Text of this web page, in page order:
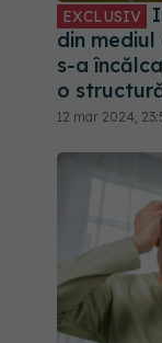
EXCLUSIV
din mediul
s-a
o
12 mar 2024,